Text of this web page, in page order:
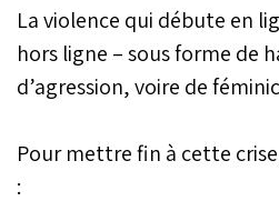
La violence qui débute en
hors ligne – sous forme de
d’agression, voire de
Pour mettre fin à cette
: